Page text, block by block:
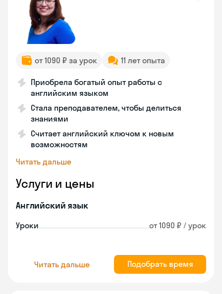
от 1090 ₽ за урок 11 лет опыта
Приобрела богатый опыт работы с
английским языком
Стала преподавателем, чтобы делиться
знаниями
Считает английский ключом к новым
возможностям
Читать дальше
Услуги и цены
Английский язык
Уроки от 1090 ₽ / урок
Читать дальше Подобрать время